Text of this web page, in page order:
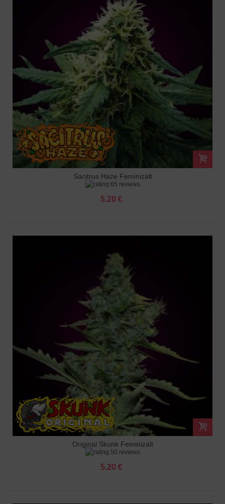
Sacitrus Haze Feminizált
65 reviews
5.20 €
Original Skunk Feminizált
50 reviews
5.20 €